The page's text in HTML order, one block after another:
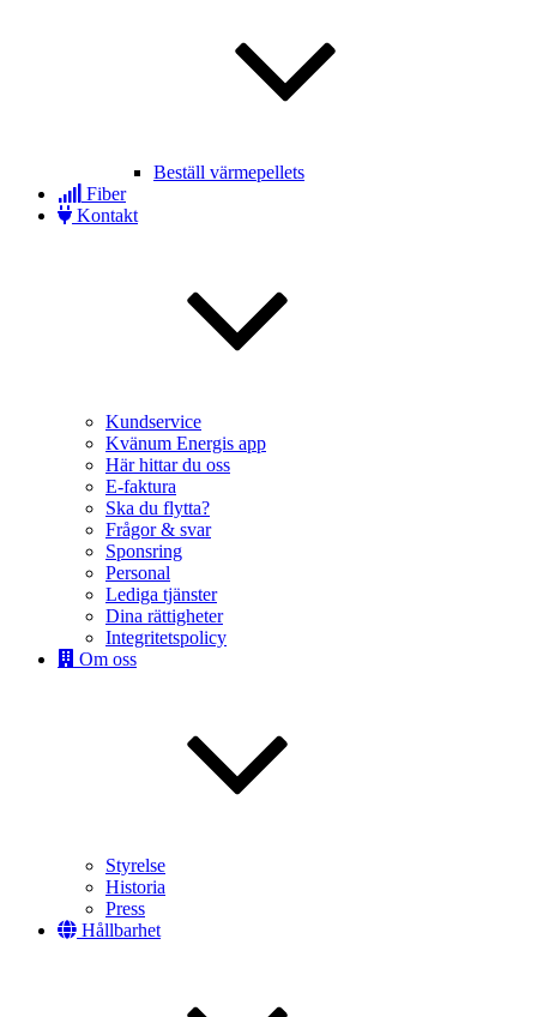
Beställ värmepellets
Fiber
Kontakt
Kundservice
Kvänum Energis app
Här hittar du oss
E-faktura
Ska du flytta?
Frågor & svar
Sponsring
Personal
Lediga tjänster
Dina rättigheter
Integritetspolicy
Om oss
Styrelse
Historia
Press
Hållbarhet